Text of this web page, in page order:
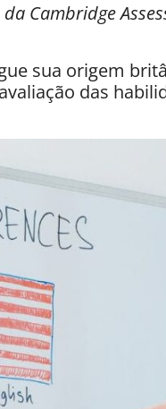
Cambridge
sua origem
das